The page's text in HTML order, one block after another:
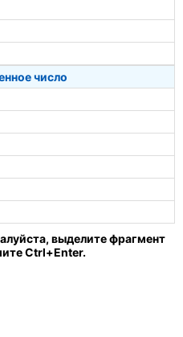
число
выделите фрагмент
Ctrl+Enter.